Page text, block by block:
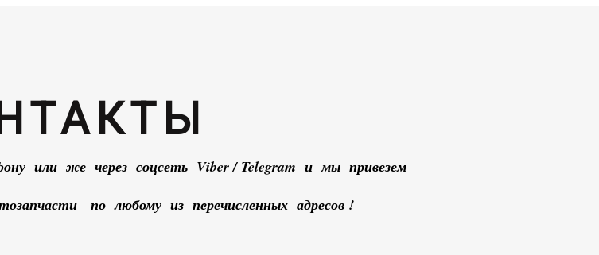
или же через соцсеть Viber / Telegram и мы привезем
по любому из перечисленных адресов !